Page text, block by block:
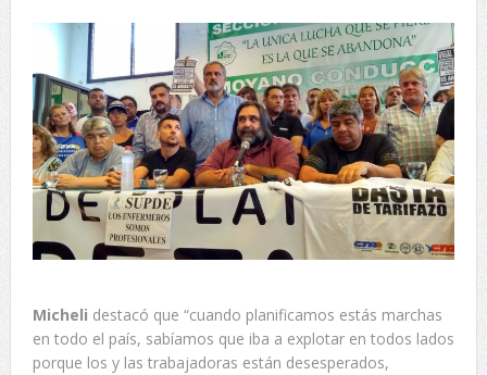
Micheli destacó que “cuando planificamos estás marchas
en todo el país, sabíamos que iba a explotar en todos lados
porque los y las trabajadoras están desesperados,